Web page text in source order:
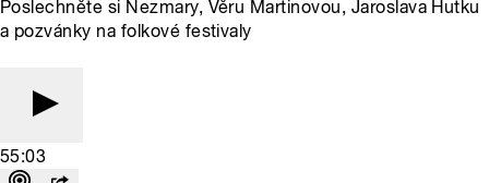
Poslechněte si Nezmary, Věru Martinovou, Jaroslava Hutku
a pozvánky na folkové festivaly
55:03